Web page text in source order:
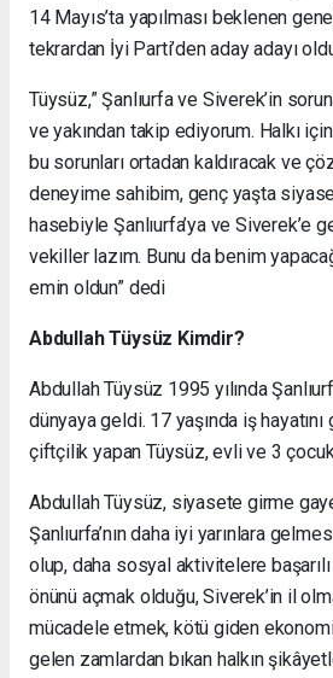
14 Mayıs’ta yapılması beklenen
tekrardan İyi Parti’den aday adayı
Tüysüz,” Şanlıurfa ve Siverek’in
ve yakından takip ediyorum. Halkı
bu sorunları ortadan kaldıracak ve
deneyime sahibim, genç yaşta
hasebiyle Şanlıurfa’ya ve Siverek’e
vekiller lazım. Bunu da benim
emin oldun” dedi
Abdullah Tüysüz Kimdir?
Abdullah Tüysüz 1995 yılında
dünyaya geldi. 17 yaşında iş
çiftçilik yapan Tüysüz, evli ve 3 çocuk
Abdullah Tüysüz, siyasete girme
Şanlıurfa’nın daha iyi yarınlara
olup, daha sosyal aktivitelere başarılı
önünü açmak olduğu, Siverek’in il
mücadele etmek, kötü giden
gelen zamlardan bıkan halkın